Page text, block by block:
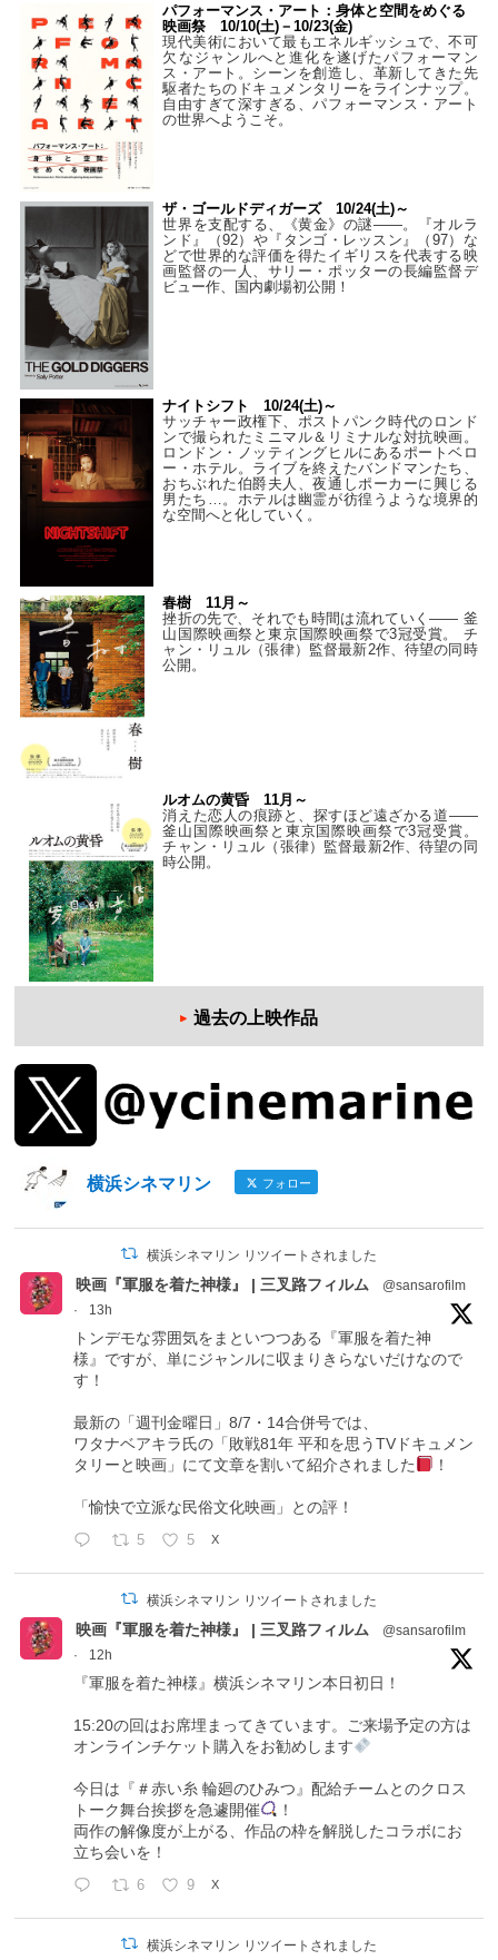
パフォーマンス・アート：身体と空間をめぐる
映画祭 10/10(土)－10/23(金)
現代美術において最もエネルギッシュで、不可
欠なジャンルへと進化を遂げたパフォーマン
ス・アート。シーンを創造し、革新してきた先
駆者たちのドキュメンタリーをラインナップ。
自由すぎて深すぎる、パフォーマンス・アート
の世界へようこそ。
ザ・ゴールドディガーズ 10/24(土)～
世界を支配する、《黄金》の謎――。『オルラ
ンド』（92）や『タンゴ・レッスン』（97）な
どで世界的な評価を得たイギリスを代表する映
画監督の一人、サリー・ポッターの長編監督デ
ビュー作、国内劇場初公開！
ナイトシフト 10/24(土)～
サッチャー政権下、ポストパンク時代のロンド
ンで撮られたミニマル＆リミナルな対抗映画。
ロンドン・ノッティングヒルにあるポートベロ
ー・ホテル。ライブを終えたバンドマンたち、
おちぶれた伯爵夫人、夜通しポーカーに興じる
男たち…。ホテルは幽霊が彷徨うような境界的
な空間へと化していく。
春樹 11月～
挫折の先で、それでも時間は流れていく—— 釜
山国際映画祭と東京国際映画祭で3冠受賞。 チ
ャン・リュル（張律）監督最新2作、待望の同時
公開。
ルオムの黄昏 11月～
消えた恋人の痕跡と、探すほど遠ざかる道——
釜山国際映画祭と東京国際映画祭で3冠受賞。
チャン・リュル（張律）監督最新2作、待望の同
時公開。
過去の上映作品
横浜シネマリン フォロー
横浜シネマリン リツイートされました
映画『軍服を着た神様』 | 三叉路フィルム
@sansarofilm
·
13h
トンデモな雰囲気をまといつつある『軍服を着た神
様』ですが、単にジャンルに収まりきらないだけなので
す！
最新の「週刊金曜日」8/7・14合併号では、
ワタナベアキラ氏の「敗戦81年 平和を思うTVドキュメン
タリーと映画」にて文章を割いて紹介されました
！
「愉快で立派な民俗文化映画」との評！
5 5 X
横浜シネマリン リツイートされました
映画『軍服を着た神様』 | 三叉路フィルム
@sansarofilm
·
12h
『軍服を着た神様』横浜シネマリン本日初日！
15:20の回はお席埋まってきています。ご来場予定の方は
オンラインチケット購入をお勧めします
今日は『＃赤い糸 輪廻のひみつ』配給チームとのクロス
トーク舞台挨拶を急遽開催
！
両作の解像度が上がる、作品の枠を解脱したコラボにお
立ち会いを！
6 9 X
横浜シネマリン リツイートされました